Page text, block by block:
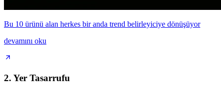
Bu 10 ürünü alan herkes bir anda trend belirleyiciye dönüşüyor
devamını oku
2. Yer Tasarrufu